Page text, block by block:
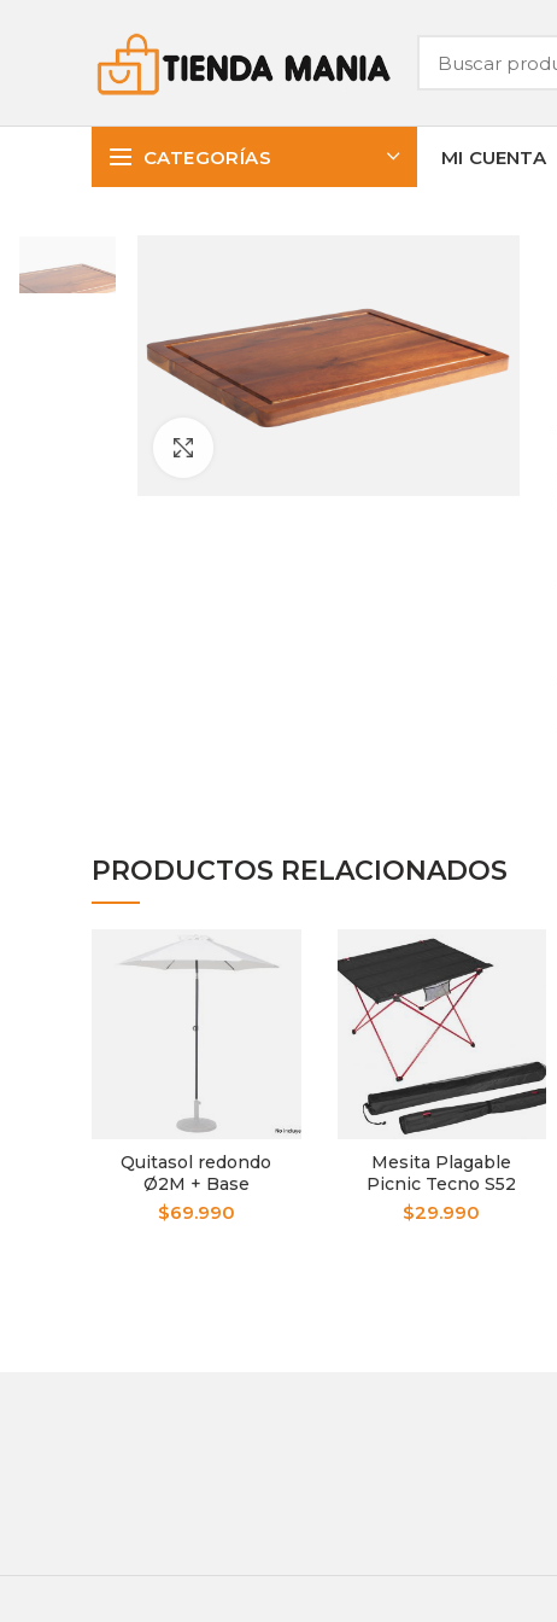
CATEGORÍAS MI CUENTA
PRODUCTOS RELACIONADOS
Quitasol redondo
Ø2M + Base
Rellenable Tecno
$69.990
Mesita Plagable
Picnic Tecno S52
$29.990